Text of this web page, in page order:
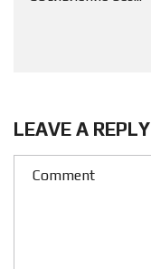
LEAVE A REPLY